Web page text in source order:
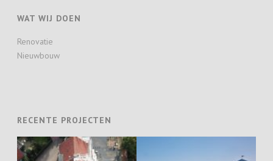
WAT WIJ DOEN
Renovatie
Nieuwbouw
RECENTE PROJECTEN